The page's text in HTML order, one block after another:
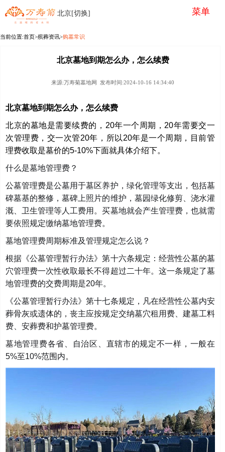
北京[切换] 菜单
当前位置:首页>殡葬资讯>购墓常识
北京墓地到期怎么办，怎么续费
来源:万寿菊墓地网 发布时间:2024-10-16 14:34:40
北京墓地到期怎么办，怎么续费
北京的墓地是需要续费的，20年一个周期，20年需要交一
次管理费，交一次管20年，所以20年是一个周期，目前管
理费收取是墓价的5-10%下面就具体介绍下。
什么是墓地管理费？
公墓管理费是公墓用于墓区养护，绿化管理等支出，包括墓
碑墓基的整修，墓碑上照片的维护，墓园绿化修剪、浇水灌
溉、卫生管理等人工费用。买墓地就会产生管理费，也就需
要依照规定缴纳墓地管理费。
墓地管理费周期标准及管理规定怎么说？
根据《公墓管理暂行办法》第十六条规定：经营性公墓的墓
穴管理费一次性收取最长不得超过二十年。这一条规定了墓
地管理费的交费周期是20年。
《公墓管理暂行办法》第十七条规定，凡在经营性公墓内安
葬骨灰或遗体的，丧主应按规定交纳墓穴租用费、建墓工料
费、安葬费和护墓管理费。
墓地管理费各省、自治区、直辖市的规定不一样，一般在
5%至10%范围内。